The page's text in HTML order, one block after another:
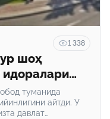
1 338
шоҳ
идоралари
учун
туманида
айтди. У
давлат